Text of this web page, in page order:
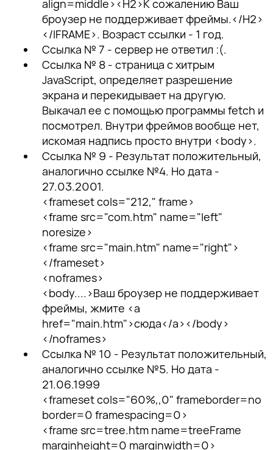
align=middle><H2>К сожалению Ваш
броузер не поддерживает фреймы.</H2>
</IFRAME>. Возраст ссылки - 1 год.
Ссылка № 7 - сервер не ответил :(.
Ссылка № 8 - страница с хитрым
JavaScript, определяет разрешение
экрана и перекидывает на другую.
Выкачал ее с помощью программы fetch и
посмотрел. Внутри фреймов вообще нет,
искомая надпись просто внутри <body>.
Ссылка № 9 - Результат положительный,
аналогично ссылке №4. Но дата -
27.03.2001.
<frameset cols="212," frame>
<frame src="com.htm" name="left"
noresize>
<frame src="main.htm" name="right">
</frameset>
<noframes>
<body....>Ваш броузер не поддерживает
фреймы, жмите <a
href="main.htm">сюда</a></body>
</noframes>
Ссылка № 10 - Результат положительный,
аналогично ссылке №5. Но дата -
21.06.1999
<frameset cols="60%,,0" frameborder=no
border=0 framespacing=0>
<frame src=tree.htm name=treeFrame
marginheight=0 marginwidth=0>